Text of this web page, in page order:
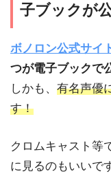
子ブックが
ボノロン公式サイ
つが電子ブックで
しかも、 有名声優
す！
クロムキャスト等
に見るのもいいで